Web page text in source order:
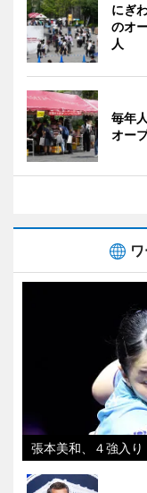
にぎ
のオ
人
毎年
オー
張本美和、４強入り